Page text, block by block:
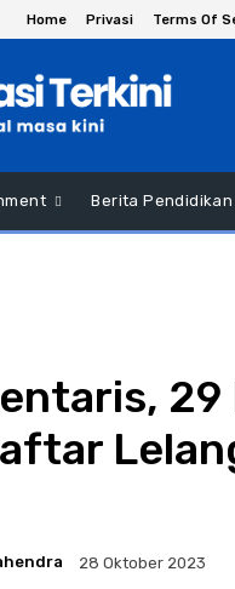
Home Privasi Terms Of
Berita Pendidikan
29
28 Oktober 2023